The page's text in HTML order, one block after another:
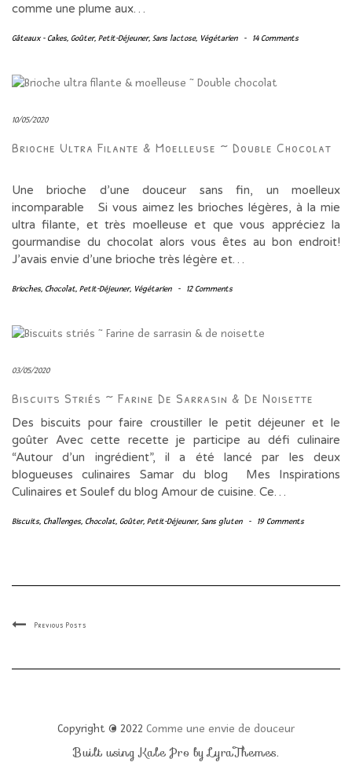
comme une plume aux…
Gâteaux - Cakes, Goûter, Petit-Déjeuner, Sans lactose, Végétarien - 14 Comments
10/05/2020
Brioche Ultra Filante & Moelleuse ~ Double Chocolat
Une brioche d’une douceur sans fin, un moelleux
incomparable Si vous aimez les brioches légères, à la mie
ultra filante, et très moelleuse et que vous appréciez la
gourmandise du chocolat alors vous êtes au bon endroit!
J’avais envie d’une brioche très légère et…
Brioches, Chocolat, Petit-Déjeuner, Végétarien - 12 Comments
03/05/2020
Biscuits Striés ~ Farine De Sarrasin & De Noisette
Des biscuits pour faire croustiller le petit déjeuner et le
goûter Avec cette recette je participe au défi culinaire
“Autour d’un ingrédient”, il a été lancé par les deux
blogueuses culinaires Samar du blog Mes Inspirations
Culinaires et Soulef du blog Amour de cuisine. Ce…
Biscuits, Challenges, Chocolat, Goûter, Petit-Déjeuner, Sans gluten - 19 Comments
Previous Posts
Copyright © 2022 Comme une envie de douceur
Built usingKale Pro byLyraThemes.